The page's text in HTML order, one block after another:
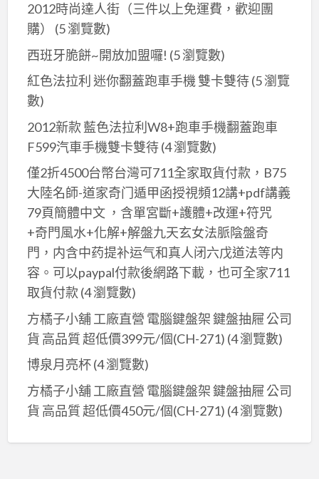
2012時尚達人街（三件以上免運費，歡迎團
購）
(5 瀏覽數)
西班牙脆餅~開放加盟囉! (5 瀏覽數)
紅色法拉利 迷你翻蓋跑車手機 雙卡雙待(5 瀏覽
數)
2012新款 藍色法拉利W8+跑車手機翻蓋跑車
F599汽車手機雙卡雙待(4 瀏覽數)
僅2折4500台幣台灣可711全家取貨付款，B75
大陸名師-道家奇门遁甲函授視頻12講+pdf講義
79頁簡體中文 ，含單宮斷+護體+改運+符咒
+奇門風水+化解+解盤九天玄女法脈陰盤奇
門，内含中药提补运气和真人闭六戊道法等内
容。可以paypal付款後網路下載，也可全家711
取貨付款 (4 瀏覽數)
方橘子小舖 工廠直營 電腦鍵盤架 鍵盤抽屜 公司
貨 高品質 超低價399元/個(CH-271) (4 瀏覽數)
博泉月亮杯(4 瀏覽數)
方橘子小舖 工廠直營 電腦鍵盤架 鍵盤抽屜 公司
貨 高品質 超低價450元/個(CH-271) (4 瀏覽數)